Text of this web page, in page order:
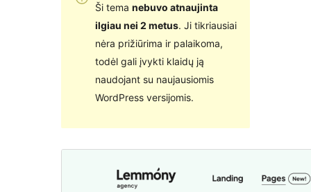
Ši tema nebuvo atnaujinta
ilgiau nei 2 metus. Ji tikriausiai
nėra prižiūrima ir palaikoma,
todėl gali įvykti klaidų ją
naudojant su naujausiomis
WordPress versijomis.